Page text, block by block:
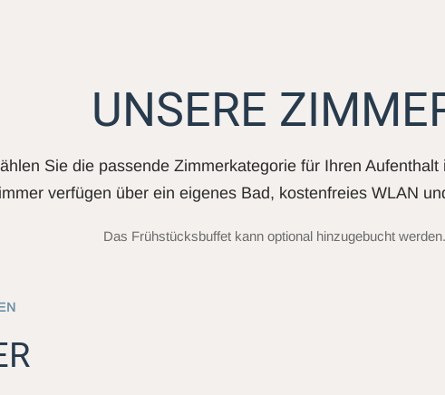
UNSERE
Sie die passende Zimmerkategorie für Ihren Aufenthalt
verfügen über ein eigenes Bad, kostenfreies WLAN
Das Frühstücksbuffet kann optional hinzugebucht werden.